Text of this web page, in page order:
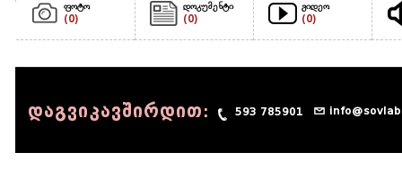
ფოტო
(0)
დოკუმენტი
(0)
ვიდეო
(0)
დაგვიკავშირდით: 593 785901